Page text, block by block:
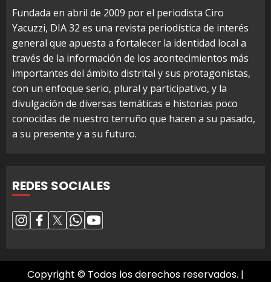
Fundada en abril de 2009 por el periodista Ciro
Yacuzzi, DIA 32 es una revista periodística de interés
general que apuesta a fortalecer la identidad local a
través de la información de los acontecimientos más
importantes del ámbito distrital y sus protagonistas,
con un enfoque serio, plural y participativo, y la
divulgación de diversas temáticas e historias poco
conocidas de nuestro terruño que hacen a su pasado,
a su presente y a su futuro.
REDES SOCIALES
Copyright © Todos los derechos reservados. |